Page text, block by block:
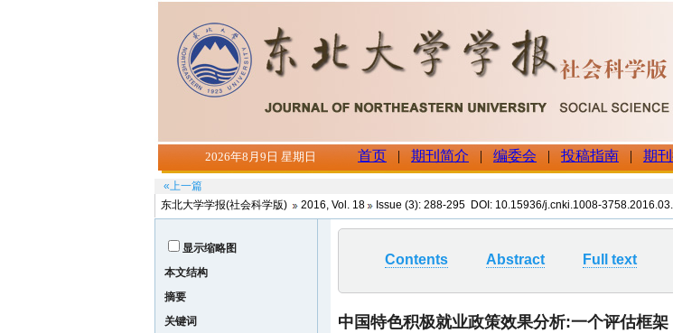
«上一篇
东北大学学报(社会科学版)
2016, Vol. 18 Issue (3): 288-295 DOI: 10.15936/j.cnki.1008-
显示缩略图
本文结构
摘要
关键词
Contents Abstract Full text
中国特色积极就业政策效果分析:一个评估框架